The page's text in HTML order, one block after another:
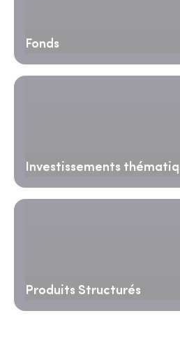
Fonds
Investissements
Produits Structurés